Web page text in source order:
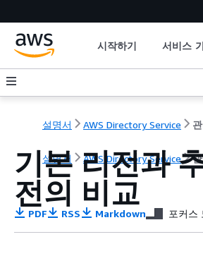
시작하기 서비스
설명서 AWS Directory Service
설명서 AWS Directory Service
기본 리전과
전의 비교
PDF RSS Markdown 포커스